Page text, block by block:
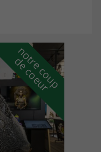
n
o
t
r
e
c
o
u
p
d
e
c
o
e
u
r